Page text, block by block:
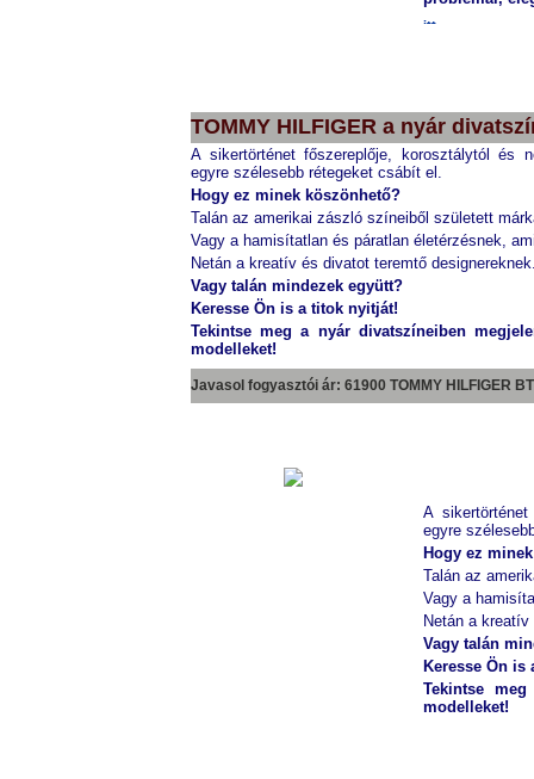
itt...
TOMMY HILFIGER a nyár
A sikertörténet főszereplője, korosztálytól és
egyre szélesebb rétegeket csábít el.
Hogy ez minek köszönhető?
Talán az amerikai zászló színeiből született
Vagy a hamisítatlan és páratlan életérzésnek,
Netán a kreatív és divatot teremtő
Vagy talán mindezek együtt?
Keresse Ön is a titok nyitját!
Tekintse meg a nyár divatszíneiben
modelleket!
Javasol fogyasztói ár: 61900 TOMMY HILFIGER
A
egyre
Hogy ez
Talán az
Vagy a
Netán a
Vagy talán
Keresse Ön
Tekintse
modelleket!